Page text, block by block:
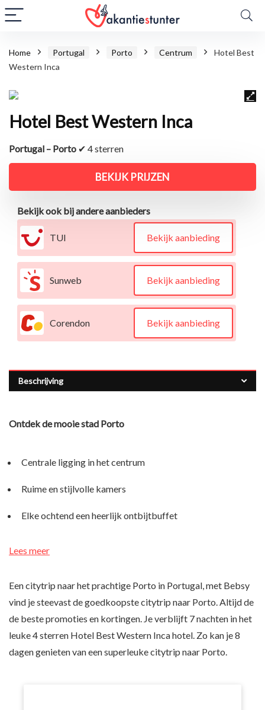
Home Portugal Porto Centrum
Hotel Best
Western Inca
Hotel Best Western Inca
Portugal – Porto ✔ 4 sterren
BEKIJK PRIJZEN
Bekijk ook bij andere aanbieders
TUI Bekijk aanbieding
Sunweb Bekijk aanbieding
Corendon Bekijk aanbieding
Beschrijving
Ontdek de mooie stad Porto
Centrale ligging in het centrum
Ruime en stijlvolle kamers
Elke ochtend een heerlijk ontbijtbuffet
Lees meer
Een citytrip naar het prachtige Porto in Portugal, met Bebsy
vind je steevast de goedkoopste citytrip naar Porto. Altijd de
de beste promoties en kortingen. Je verblijft 7 nachten in het
leuke 4 sterren Hotel Best Western Inca hotel. Zo kan je 8
dagen genieten van een superleuke citytrip naar Porto.